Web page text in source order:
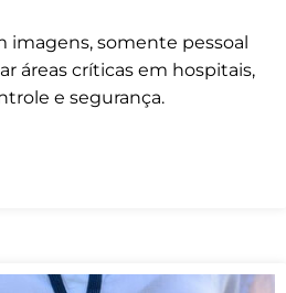
imagens, somente pessoal
áreas críticas em hospitais,
e segurança.